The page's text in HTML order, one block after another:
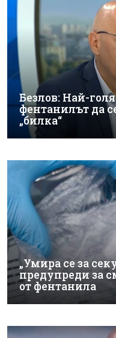
Безлов: Най-
фентанилът да
„билка“
„Умира се за
предупреди за
от фентанила